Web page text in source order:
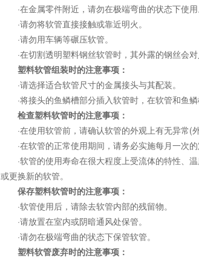
·在金属零件附近，请勿在极端弯曲的状态下使用
·请勿将软管直接接触或靠近明火。
·请勿用车辆等碾压软管。
·在切割透明塑料钢丝软管时，其外露的钢丝会对
塑料软管组装时的注意事项：
·请选择适合软管尺寸的金属接头与其配装。
·将接头的鱼鳞槽部分插入软管时，在软管和鱼鳞
检查塑料软管时的注意事项：
·在使用软管前，请确认软管的外观上有无异常(
·在软管的正常使用期间，请务必实施每月一次的
·软管的使用寿命在很大程度上受流体的特性、温
或更换新的软管。
保存塑料软管时的注意事项：
·软管使用后，请除去软管内部的残留物。
·请放置在室内或阴暗通风处保管。
·请勿在极端弯曲的状态下保管软管。
塑料软管废弃时的注意事项：